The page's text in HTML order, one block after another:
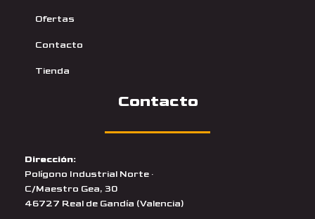
Ofertas
Contacto
Tienda
Contacto
Dirección:
Polígono Industrial Norte ·
C/Maestro Gea, 30
46727 Real de Gandía (Valencia)